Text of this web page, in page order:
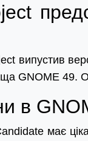
випустив
GNOME 49.
в
має